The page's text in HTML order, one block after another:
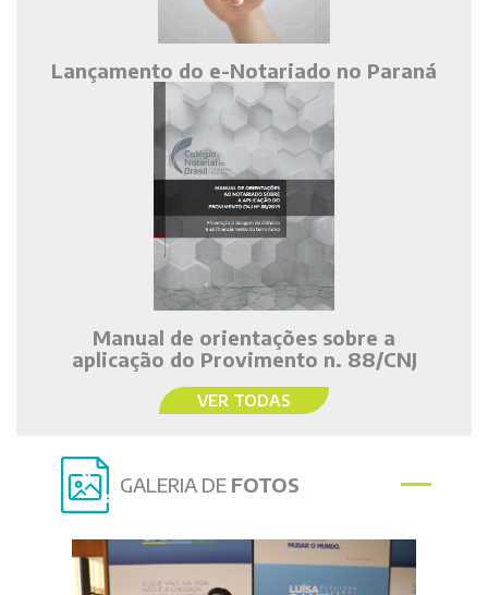
Lançamento do e-Notariado no Paraná
Manual de orientações sobre a
aplicação do Provimento n. 88/CNJ
VER TODAS
GALERIA DE FOTOS